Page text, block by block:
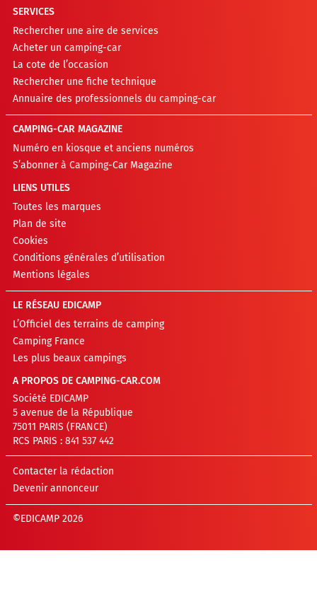
SERVICES
Rechercher une aire de services
Acheter un camping-car
La cote de l’occasion
Rechercher une fiche technique
Annuaire des professionnels du camping-car
CAMPING-CAR MAGAZINE
Numéro en kiosque et anciens numéros
S’abonner à Camping-Car Magazine
LIENS UTILES
Toutes les marques
Plan de site
Cookies
Conditions générales d’utilisation
Mentions légales
LE RÉSEAU EDICAMP
L’Officiel des terrains de camping
Camping France
Les plus beaux campings
A PROPOS DE CAMPING-CAR.COM
Société EDICAMP
5 avenue de la République
75011 PARIS (FRANCE)
RCS PARIS : 841 537 442
Contacter la rédaction
Devenir annonceur
©EDICAMP 2026